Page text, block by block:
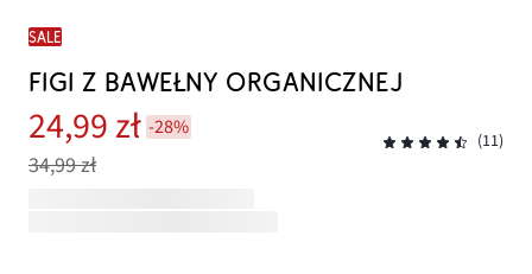
SALE
FIGI Z BAWEŁNY ORGANICZNEJ
24,99 zł -28%
34,99 zł
(11)